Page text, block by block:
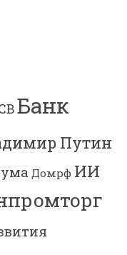
Банк
Путин
Домрф ИИ